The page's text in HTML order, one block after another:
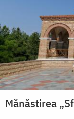
Mănăstirea